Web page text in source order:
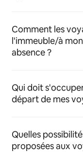
Comment les
l'immeuble/à
absence ?
Qui doit
départ de mes
Quelles
proposées aux